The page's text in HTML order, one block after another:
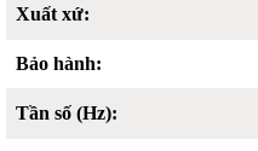
Xuất xứ:
Bảo hành:
Tần số (Hz):